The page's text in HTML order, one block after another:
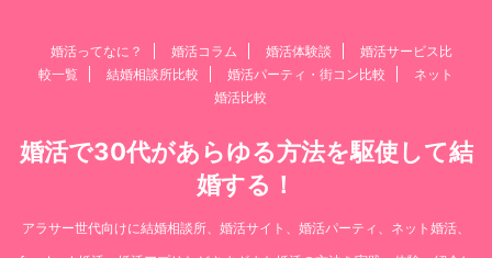
婚活ってなに？ 婚活コラム 婚活体験談
婚活サービス比
較一覧
結婚相談所比較 婚活パーティ・街コン比較
ネット
婚活比較
婚活で30代があらゆる方法を駆使して結
婚する！
アラサー世代向けに結婚相談所、婚活サイト、婚活パーティ、ネット婚活、